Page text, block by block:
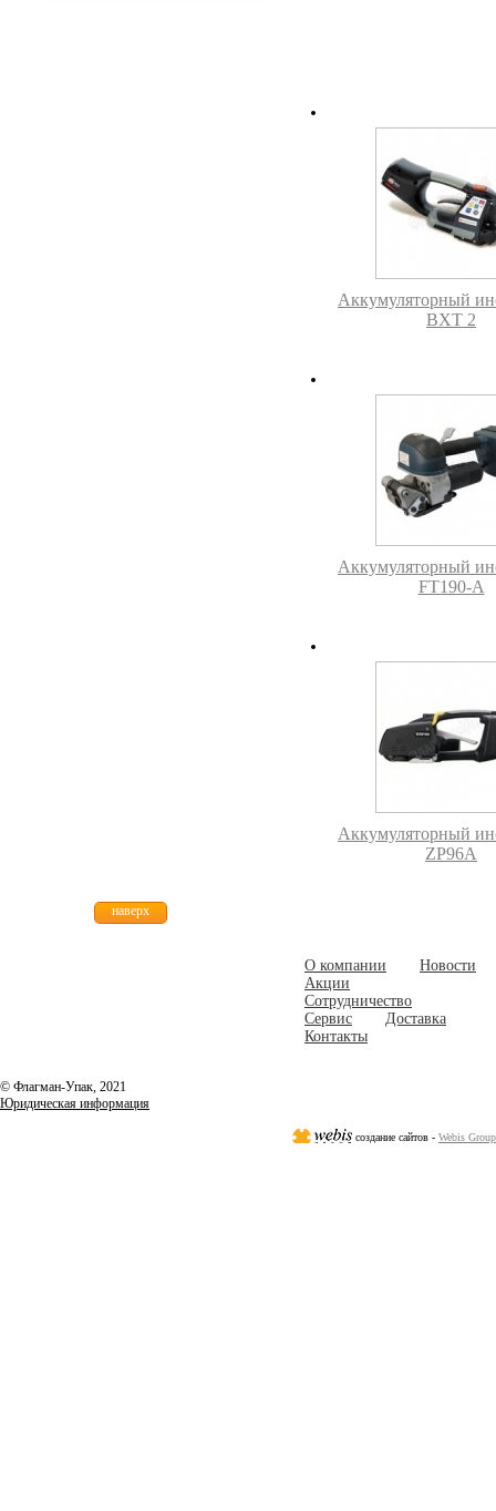
Аккумуляторный
BXT 2
Аккумуляторный
FT190-A
Аккумуляторный
ZP96A
О компании
Новости
Акции
Сотрудничество
Сервис
Доставка
Контакты
© Флагман-Упак, 2021
Юридическая информация
создание сайтов - Webis Group
наверх